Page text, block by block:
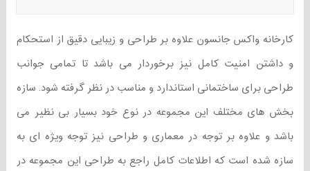
کارخانه واکس جانسون علاوه بر طراحی و زیبایی دقیق از استحکام
و داشتن امنیت کامل نیز برخوردار می باشد تا تمامی جوانب
طراحی برای ساختمانی استاندارد و مناسب در نظر گرفته شود. سازه
بخش های مختلف این مجموعه در نوع خود بسیار بی نظیر می
باشد و علاوه بر توجه در معماری و طراحی نیز توجه ویژه ای به
سازه شده است که اطلاعات کامل راجع به طراحی این مجموعه در